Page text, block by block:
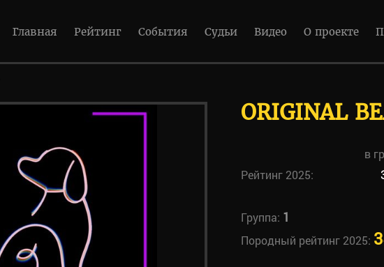
Главная Рейтинг События Судьи Видео О проекте
ORIGINAL
в
Рейтинг 2025:
Группа: 1
Породный рейтинг 2025: